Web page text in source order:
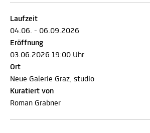
Laufzeit
04.06. - 06.09.2026
Eröffnung
03.06.2026 19:00 Uhr
Ort
Neue Galerie Graz, studio
Kuratiert von
Roman Grabner